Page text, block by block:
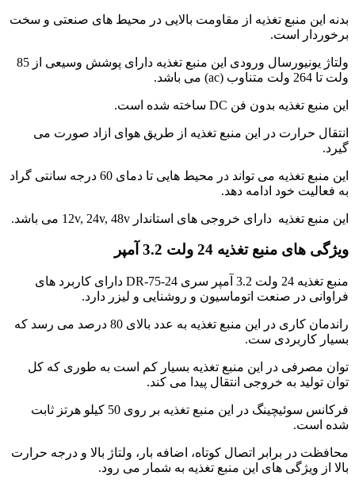
بدنه این منبع تغذیه از مقاومت بالایی در محیط های صنعتی و سخت
برخوردار است.
ولتاژ یونیورسال ورودی این منبع تغذیه دارای پوشش وسیعی از 85
ولت تا 264 ولت متناوب (ac) می باشد.
این منبع تغذیه بدون فن DC ساخته شده است.
انتقال حرارت در این منبع تغذیه از طریق هوای ازاد صورت می
گیرد.
این منبع تغذیه می تواند در محیط هایی تا دمای 60 درجه سانتی گراد
به فعالیت خود ادامه دهد.
این منبع تغذیه دارای خروجی های استاندار 12v, 24v, 48v می باشد.
ویژگی های منبع تغذیه 24 ولت 3.2 آمپر
منبع تغذیه 24 ولت 3.2 آمپر سری DR-75-24 دارای کاربرد های
فراوانی در صنعت اتوماسیون و روشنایی و لیزر دارد.
راندمان کاری در این منبع تغذیه به عدد بالای 80 درصد می رسد که
بسیار کاربردی ست.
توان مصرفی در این منبع تغذیه بسیار کم است به طوری که کل
توان تولید به خروجی انتقال پیدا می کند.
فرکانس سوئیچینگ در این منبع تغذیه بر روی 50 کیلو هرتز ثابت
شده است.
محافظت در برابر اتصال کوتاه، اضافه بار، ولتاژ بالا و درجه حرارت
بالا از ویژگی های این منبع تغذیه به شمار می رود.